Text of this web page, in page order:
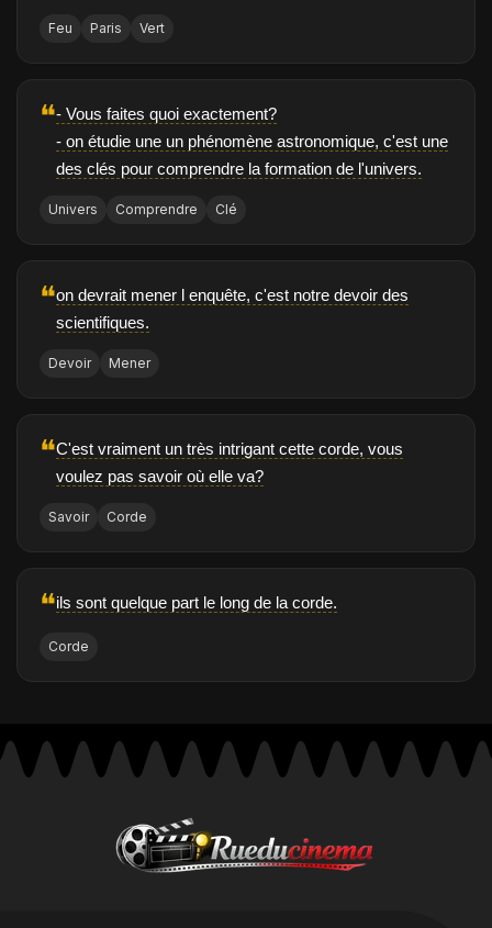
Feu Paris Vert
❝- Vous faites quoi exactement?
- on étudie une un phénomène astronomique, c'est une
des clés pour comprendre la formation de l'univers.
Univers Comprendre Clé
❝on devrait mener l enquête, c'est notre devoir des
scientifiques.
Devoir Mener
❝C'est vraiment un très intrigant cette corde, vous
voulez pas savoir où elle va?
Savoir Corde
❝ils sont quelque part le long de la corde.
Corde